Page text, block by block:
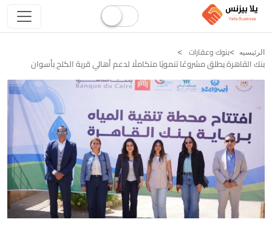
الرئيسيه بنوك وعقارات
بنك القاهرة يطلق مشروعًا تنمويًا متكاملًا لدعم أهالي قرية الكلح بأسوان